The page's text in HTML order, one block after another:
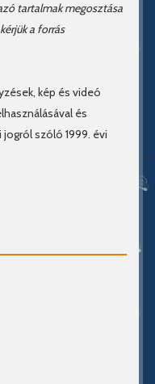
tartalmak megosztása
a forrás
kép és videó
és
szóló 1999. évi